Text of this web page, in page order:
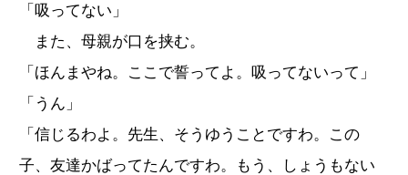
「吸ってない」
また、母親が口を挟む。
「ほんまやね。ここで誓ってよ。吸ってないって」
「うん」
「信じるわよ。先生、そうゆうことですわ。この
子、友達かばってたんですわ。もう、しょうもない